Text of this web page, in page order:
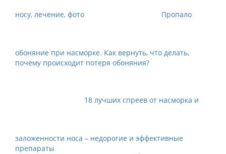
носу, лечение, фото Пропало
обоняние при насморке. Как вернуть, что делать,
почему происходит потеря обоняния?
18 лучших спреев от насморка и
заложенности носа – недорогие и эффективные
препараты